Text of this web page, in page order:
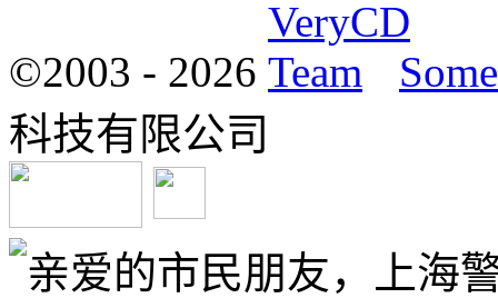
©2003 - 2026
科技有限公司